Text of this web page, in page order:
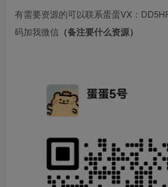
有需要资源的可以联系蛋蛋VX：
码加我微信 （备注要什么资源）